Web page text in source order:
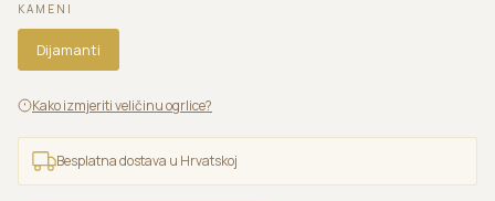
KAMENI
Dijamanti
Kako izmjeriti veličinu ogrlice?
Besplatna dostava u Hrvatskoj